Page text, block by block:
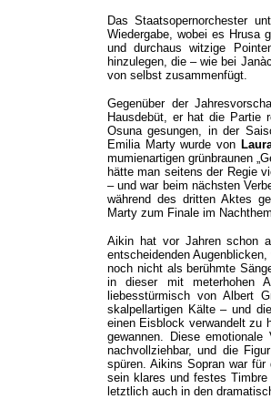
Das Staatsopernorchester
Wiedergabe, wobei es Hrusa
und durchaus witzige
hinzulegen, die – wie bei
von selbst zusammenfügt.
Gegenüber der
Hausdebüt, er hat die Partie
Osuna gesungen, in der
Emilia Marty wurde von
mumienartigen grünbraunen
hätte man seitens der Regie
– und war beim nächsten
während des dritten Aktes
Marty zum Finale im
Aikin hat vor Jahren schon
entscheidenden
noch nicht als berühmte
in dieser mit meterhohen
liebesstürmisch von Albert
skalpellartigen Kälte – und
einen Eisblock verwandelt zu
gewannen. Diese
nachvollziehbar, und die
spüren. Aikins Sopran war
sein klares und festes
letztlich auch in den